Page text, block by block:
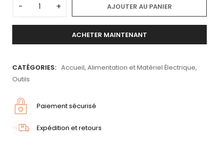
- + AJOUTER AU PANIER
ACHETER MAINTENANT
CATÉGORIES: Accueil, Alimentation et Matériel Électrique,
Outils
Paiement sécurisé
Expédition et retours